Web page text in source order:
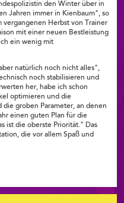
den Winter über in
Jahren immer in Kienbaum", so
vergangenen Herbst von Trainer
mit einer neuen Bestleistung
ein wenig mit
natürlich noch nicht alles",
noch stabilisieren und
her, habe ich schon
optimieren und die
groben Parameter, an denen
einen guten Plan für die
ist die oberste Priorität." Das
die vor allem Spaß und